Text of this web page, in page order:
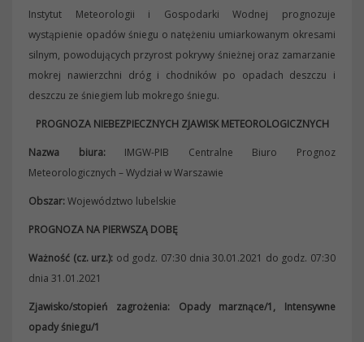
Instytut Meteorologii i Gospodarki Wodnej prognozuje
wystąpienie opadów śniegu o natężeniu umiarkowanym okresami
silnym, powodujących przyrost pokrywy śnieżnej oraz zamarzanie
mokrej nawierzchni dróg i chodników po opadach deszczu i
deszczu ze śniegiem lub mokrego śniegu.
PROGNOZA NIEBEZPIECZNYCH ZJAWISK METEOROLOGICZNYCH
Nazwa biura:IMGW-PIB Centralne Biuro Prognoz
Meteorologicznych – Wydział w Warszawie
Obszar:Województwo lubelskie
PROGNOZA NA PIERWSZĄ DOBĘ
Ważność (cz. urz.): od godz. 07:30 dnia 30.01.2021 do godz. 07:30
dnia 31.01.2021
Zjawisko/stopień zagrożenia: Opady marznące/1, Intensywne
opady śniegu/1